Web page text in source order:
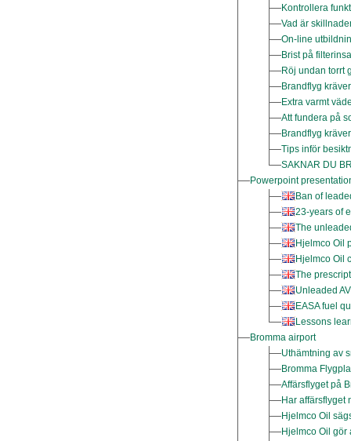
Kontrollera
Vad är
On-line
Brist på
Röj undan torrt
Brandflyg
Extra varmt
Att fundera på
Brandflyg
Tips inför
SAKNAR DU
Powerpoint
Ban of
23-years of
The
Hjelmco Oil
Hjelmco Oil
The
Unleaded
EASA fuel
Lessons
Bromma airport
Uthämtning av
Bromma
Affärsflyget på
Har affärsflyget
Hjelmco Oil
Hjelmco Oil